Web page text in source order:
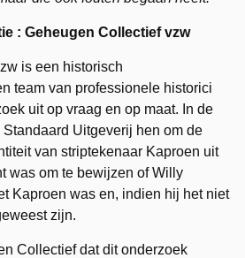
: Geheugen Collectief vzw
is een historisch
team van professionele historici
uit op vraag en op maat. In de
Uitgeverij hen om de
van striptekenaar Kaproen uit
was om te bewijzen of Willy
Kaproen was en, indien hij het niet
zijn.
Collectief dat dit onderzoek